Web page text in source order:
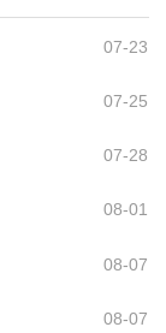
07-23
07-25
07-28
08-01
08-07
08-07